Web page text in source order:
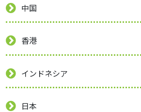
中国
香港
インドネシア
日本